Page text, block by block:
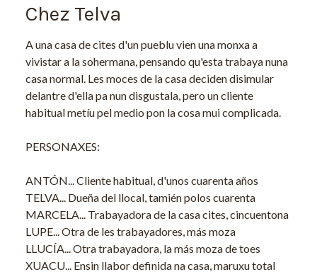
Chez Telva
A una casa de cites d'un pueblu vien una monxa a
vivistar a la sohermana, pensando qu'esta trabaya nuna
casa normal. Les moces de la casa deciden disimular
delantre d'ella pa nun disgustala, pero un cliente
habitual metíu pel medio pon la cosa mui complicada.
PERSONAXES:
ANTÓN... Cliente habitual, d'unos cuarenta años
TELVA... Dueña del llocal, tamién polos cuarenta
MARCELA... Trabayadora de la casa cites, cincuentona
LUPE... Otra de les trabayadores, más moza
LLUCÍA... Otra trabayadora, la más moza de toes
XUACU... Ensin llabor definida na casa, maruxu total